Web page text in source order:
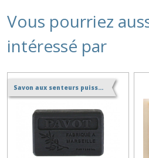
Vous pourriez
intéressé par
Savon aux senteurs puissantes